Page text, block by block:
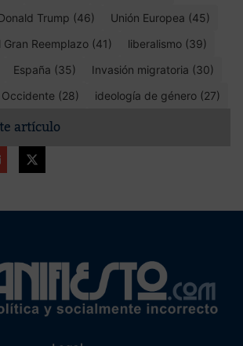
Trump (46)
Unión Europea (45)
Gran Reemplazo (41)
liberalismo (39)
España (35)
Invasión migratoria (30)
Occidente (28) ideología de género (27)
artículo